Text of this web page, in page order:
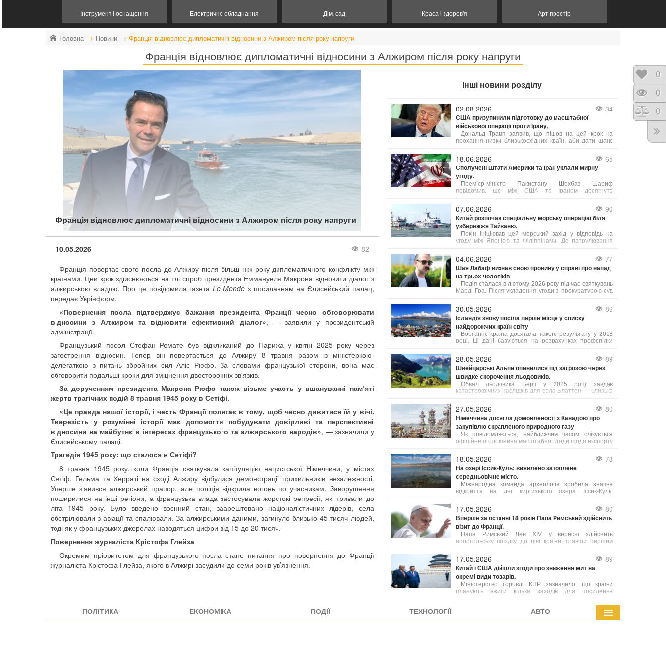
Інструмент і оснащення Електричне обладнання Дім, сад Краса і здоров'я Арт простір
Головна Новини Франція відновлює дипломатичні відносини з Алжиром після року напруги
Франція відновлює дипломатичні відносини з Алжиром після року напруги
Франція відновлює дипломатичні відносини з Алжиром після року напруги
10.05.2026
82
Франція повертає свого посла до Алжиру після більш ніж року дипломатичного конфлікту між
країнами. Цей крок здійснюється на тлі спроб президента Еммануеля Макрона відновити діалог з
алжирською владою. Про це повідомила газета Le Monde з посиланням на Єлисейський палац,
передає Укрінформ.
«Повернення посла підтверджує бажання президента Франції чесно обговорювати
відносини з Алжиром та відновити ефективний діалог», — заявили у президентській
адміністрації.
Французький посол Стефан Ромате був відкликаний до Парижа у квітні 2025 року через
загострення відносин. Тепер він повертається до Алжиру 8 травня разом із міністеркою-
делегаткою з питань збройних сил Аліс Рюфо. За словами французької сторони, вона має
обговорити подальші кроки для зміцнення двосторонніх зв'язків.
За дорученням президента Макрона Рюфо також візьме участь у вшануванні пам’яті
жертв трагічних подій 8 травня 1945 року в Сетіфі.
«Це правда нашої історії, і честь Франції полягає в тому, щоб чесно дивитися їй у вічі.
Тверезість у розумінні історії має допомогти побудувати довірливі та перспективні
відносини на майбутнє в інтересах французького та алжирського народів», — зазначили у
Єлисейському палаці.
Трагедія 1945 року: що сталося в Сетіфі?
8 травня 1945 року, коли Франція святкувала капітуляцію нацистської Німеччини, у містах
Сетіф, Гельма та Херраті на сході Алжиру відбулися демонстрації прихильників незалежності.
Уперше з’явився алжирський прапор, але поліція відкрила вогонь по учасникам. Заворушення
поширилися на інші регіони, а французька влада застосувала жорстокі репресії, які тривали до
літа 1945 року. Було введено воєнний стан, заарештовано націоналістичних лідерів, села
обстрілювали з авіації та спалювали. За алжирськими даними, загинуло близько 45 тисяч людей,
тоді як у французьких джерелах наводяться цифри від 15 до 20 тисяч.
Повернення журналіста Крістофа Глейза
Окремим пріоритетом для французького посла стане питання про повернення до Франції
журналіста Крістофа Глейза, якого в Алжирі засудили до семи років ув’язнення.
Інші новини розділу
02.08.2026 34
США призупинили підготовку до масштабної
військової операції проти Ірану,
Дональд Трамп заявив, що пішов на цей крок на
прохання низки близькосхідних країн, аби дати шанс
безпрецедентного силового тиску, пріоритетом було
обрано укладення угоди, яка б гарантувала безпеку
судноплавства в Ормузькій протоці та ліквідацію
ядерної загрози з боку Тегерана. Ізраїль, за словами
Трампа, підтримує такий підхід.
18.06.2026 65
Сполучені Штати Америки та Іран уклали мирну
угоду.
Прем’єр-міністр Пакистану Шехбаз Шариф
повідомив, що між США та Іраном досягнуто
07.06.2026 90
Китай розпочав спеціальну морську операцію біля
узбережжя Тайваню.
Пекін ініціював цей морський захід у відповідь на
угоду між Японією та Філіппінами. До патрулювання
04.06.2026 77
Шая Лабаф визнав свою провину у справі про напад
на трьох чоловіків
Подія сталася в лютому 2026 року під час святкувань
Марді Гра. Після укладення угоди з прокуратурою суд
Крім цього, актор має пройти курс лікування від
алкогольної залежності, тренінги з контролю над гнівом
та навчання толерантності. У разі невиконання цих
умов йому загрожує півроку ув’язнення.
30.05.2026 86
Ісландія знову посіла перше місце у списку
найдорожчих країн світу
Востаннє країна досягала такого результату у 2018
році. Ці дані базуються на розрахунках профспілки
Центрального банку Ісландії, як повідомляє Bloomberg.
Рівень цін в Ісландії, яку часто називають "країною
льоду та вогню", зараз приблизно на 3% вищий, ніж у
Швейцарії.
28.05.2026 89
Швейцарські Альпи опинилися під загрозою через
швидке скорочення льодовиків.
Обвал льодовика Берч у 2025 році завдав
катастрофічних наслідків для села Блаттен — близько
27.05.2026 80
Німеччина досягла домовленості з Канадою про
закупівлю скрапленого природного газу
Як повідомляється, найближчим часом очікується
офіційне оголошення масштабної угоди щодо експорту
18.05.2026 78
На озері Іссик-Куль: виявлено затоплене
середньовічне місто.
Міжнародна команда археологів зробила значне
відкриття на дні киргизького озера Іссик-Куль,
яку автори вже назвали однією з найважливіших за
останні роки, порівнюють за своєю значущістю з
легендарною Атлантидою.
17.05.2026 80
Вперше за останні 18 років Папа Римський здійснить
візит до Франції.
Папа Римський Лев XIV у вересні здійснить
апостольську поїздку до цієї країни, ставши першим
17.05.2026 89
Китай і США дійшли згоди про зниження мит на
окремі види товарів.
Міністерство торгівлі КНР зазначило, що країни
планують вжити кілька заходів для посилення
ПОЛІТИКА ЕКОНОМІКА ПОДІЇ ТЕХНОЛОГІЇ АВТО
0
0
0